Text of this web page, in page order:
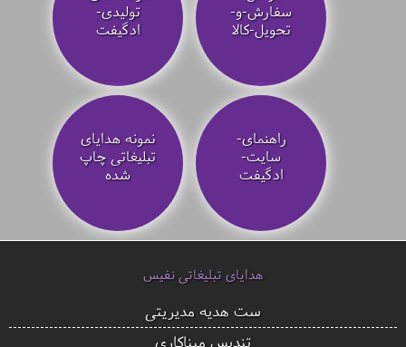
سفارش-و-
تحویل-کالا
تولیدی-
ادگیفت
راهنمای-
سایت-
ادگیفت
نمونه هدایای
تبلیغاتی چاپ
شده
هدایای تبلیغاتی نفیس
ست هدیه مدیریتی
تندیس میناکاری